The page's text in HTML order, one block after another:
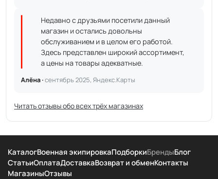
Недавно с друзьями посетили данный
магазин и остались довольны
обслуживанием и в целом его работой.
Здесь представлен широкий ассортимент,
а цены на товары адекватные.
Алёна ·сентябрь 2025, Яндекс.Карты
Читать отзывы обо всех трёх магазинах
КаталогВоенная экипировкаПодборкиБрендыБлог
СтатьиОплатаДоставкаВозврат и обменКонтакты
МагазиныОтзывы